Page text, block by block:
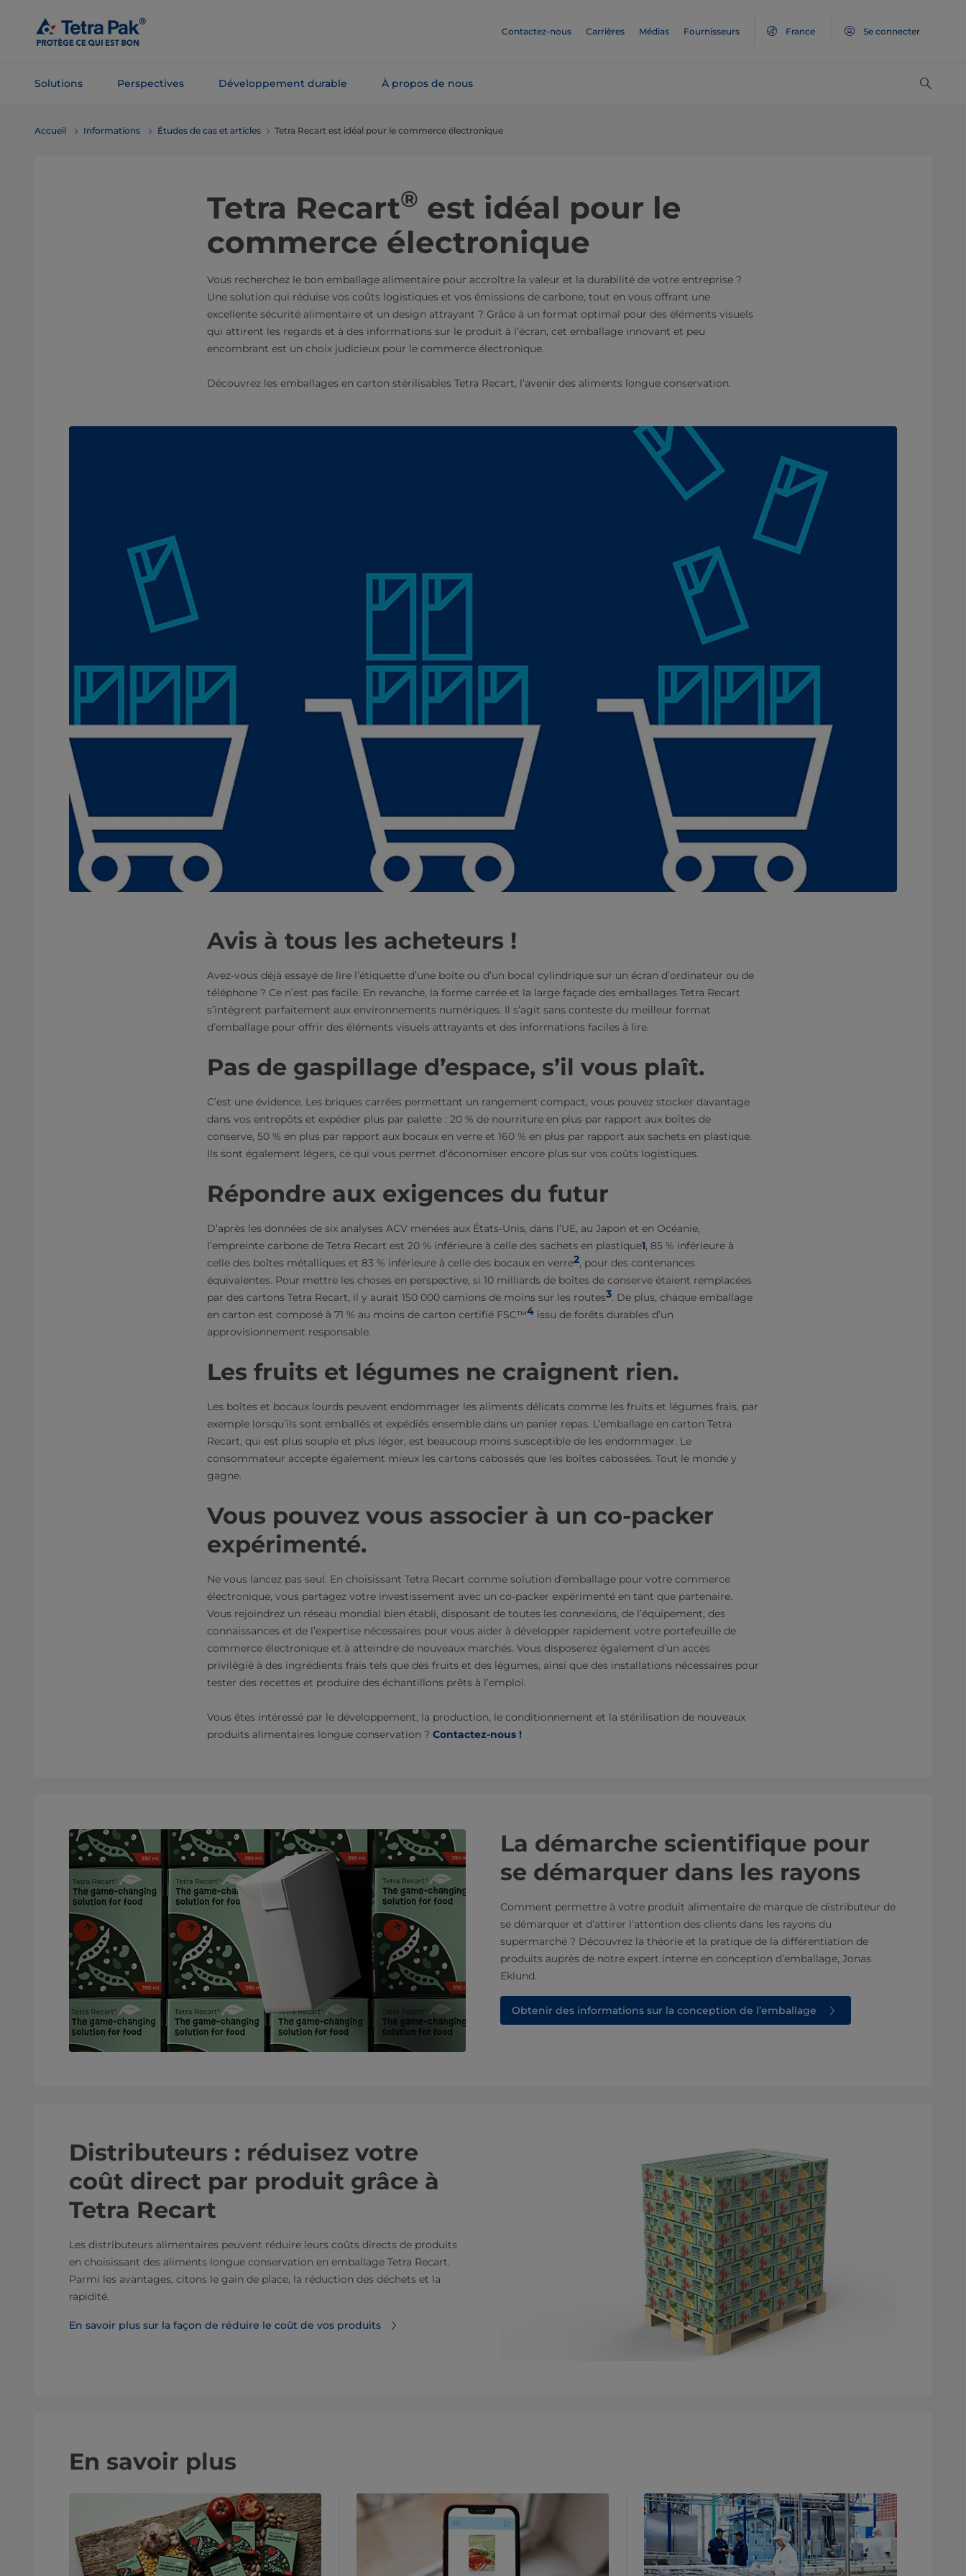
contenu
Contactez-nous Carrières Médias Fournisseurs France Se connecter
Solutions Perspectives Développement durable À propos de nous
navigation
Accueil Informations Études de cas et articles Tetra Recart est idéal pour le commerce électronique
Tetra Recart® est idéal pour le
commerce électronique
Vous recherchez le bon emballage alimentaire pour accroître la valeur et la durabilité de votre entreprise ?
Une solution qui réduise vos coûts logistiques et vos émissions de carbone, tout en vous offrant une
excellente sécurité alimentaire et un design attrayant ? Grâce à un format optimal pour des éléments visuels
qui attirent les regards et à des informations sur le produit à l’écran, cet emballage innovant et peu
encombrant est un choix judicieux pour le commerce électronique.
Découvrez les emballages en carton stérilisables Tetra Recart, l’avenir des aliments longue conservation.
Avis à tous les acheteurs !
Avez-vous déjà essayé de lire l’étiquette d’une boîte ou d’un bocal cylindrique sur un écran d’ordinateur ou de
téléphone ? Ce n’est pas facile. En revanche, la forme carrée et la large façade des emballages Tetra Recart
s’intègrent parfaitement aux environnements numériques. Il s’agit sans conteste du meilleur format
d’emballage pour offrir des éléments visuels attrayants et des informations faciles à lire.
Pas de gaspillage d’espace, s’il vous plaît.
C’est une évidence. Les briques carrées permettant un rangement compact, vous pouvez stocker davantage
dans vos entrepôts et expédier plus par palette : 20 % de nourriture en plus par rapport aux boîtes de
conserve, 50 % en plus par rapport aux bocaux en verre et 160 % en plus par rapport aux sachets en plastique.
Ils sont également légers, ce qui vous permet d’économiser encore plus sur vos coûts logistiques.
Répondre aux exigences du futur
D’après les données de six analyses ACV menées aux États-Unis, dans l’UE, au Japon et en Océanie,
l’empreinte carbone de Tetra Recart est 20 % inférieure à celle des sachets en plastique1, 85 % inférieure à
celle des boîtes métalliques et 83 % inférieure à celle des bocaux en verre2, pour des contenances
équivalentes. Pour mettre les choses en perspective, si 10 milliards de boîtes de conserve étaient remplacées
par des cartons Tetra Recart, il y aurait 150 000 camions de moins sur les routes3. De plus, chaque emballage
en carton est composé à 71 % au moins de carton certifié FSC™4 issu de forêts durables d’un
approvisionnement responsable.
Les fruits et légumes ne craignent rien.
Les boîtes et bocaux lourds peuvent endommager les aliments délicats comme les fruits et légumes frais, par
exemple lorsqu’ils sont emballés et expédiés ensemble dans un panier repas. L’emballage en carton Tetra
Recart, qui est plus souple et plus léger, est beaucoup moins susceptible de les endommager. Le
consommateur accepte également mieux les cartons cabossés que les boîtes cabossées. Tout le monde y
gagne.
Vous pouvez vous associer à un co-packer
expérimenté.
Ne vous lancez pas seul. En choisissant Tetra Recart comme solution d’emballage pour votre commerce
électronique, vous partagez votre investissement avec un co-packer expérimenté en tant que partenaire.
Vous rejoindrez un réseau mondial bien établi, disposant de toutes les connexions, de l’équipement, des
connaissances et de l’expertise nécessaires pour vous aider à développer rapidement votre portefeuille de
commerce électronique et à atteindre de nouveaux marchés. Vous disposerez également d’un accès
privilégié à des ingrédients frais tels que des fruits et des légumes, ainsi que des installations nécessaires pour
tester des recettes et produire des échantillons prêts à l’emploi.
Vous êtes intéressé par le développement, la production, le conditionnement et la stérilisation de nouveaux
produits alimentaires longue conservation ? Contactez-nous !
La démarche scientifique pour
se démarquer dans les rayons
Comment permettre à votre produit alimentaire de marque de distributeur de
se démarquer et d’attirer l’attention des clients dans les rayons du
supermarché ? Découvrez la théorie et la pratique de la différentiation de
produits auprès de notre expert interne en conception d’emballage, Jonas
Eklund.​
Obtenir des informations sur la conception de l’emballage
Distributeurs : réduisez votre
coût direct par produit grâce à
Tetra Recart
Les distributeurs alimentaires peuvent réduire leurs coûts directs de produits
en choisissant des aliments longue conservation en emballage Tetra Recart.
Parmi les avantages, citons le gain de place, la réduction des déchets et la
rapidité.
En savoir plus sur la façon de réduire le coût de vos produits
En savoir plus